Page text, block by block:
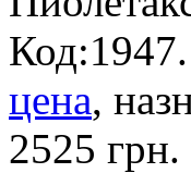
Код:1947.
цена,
2525 грн.